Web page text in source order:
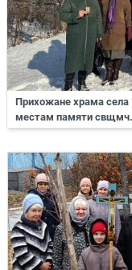
Прихожане храма села
местам памяти